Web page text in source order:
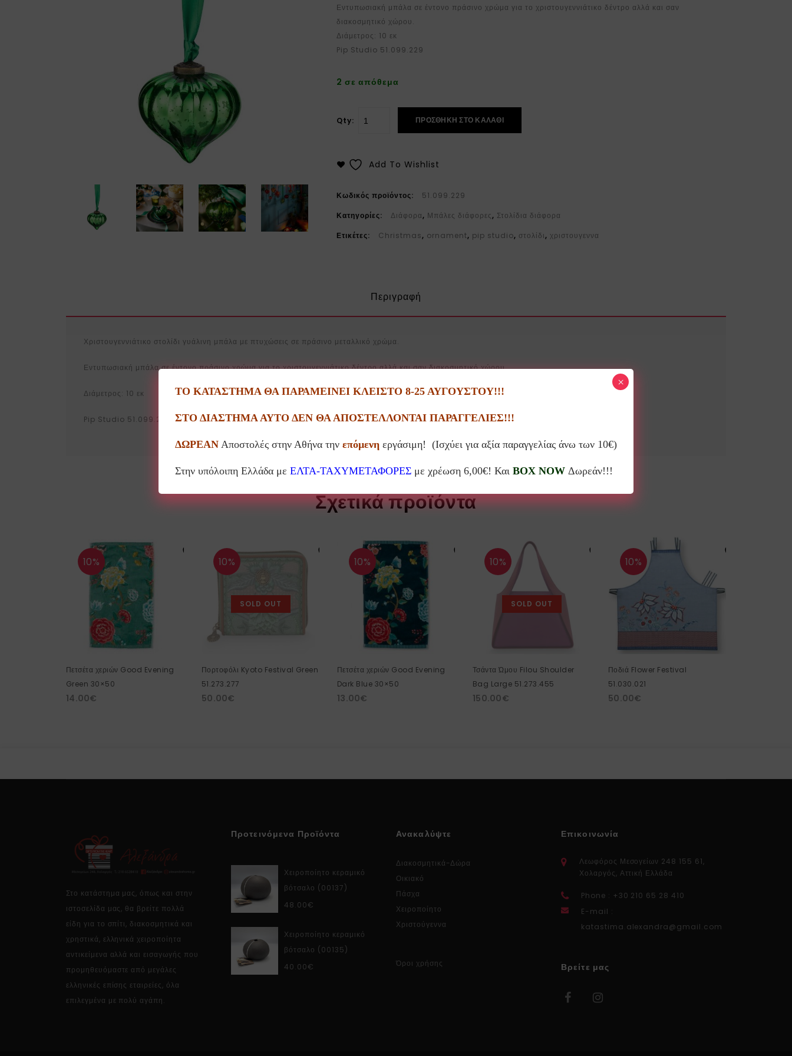
Εντυπωσιακή μπάλα σε έντονο πράσινο χρώμα για το χριστουγεννιάτικο δέντρο αλλά και σαν
διακοσμητικό χώρου.
Διάμετρος: 10 εκ
Pip Studio 51.099.229
2 σε απόθεμα
Qty: ΠΡΟΣΘΉΚΗ ΣΤΟ ΚΑΛΆΘΙ
Add To Wishlist
Κωδικός προϊόντος:
51.099.229
Κατηγορίες:
Διάφορα, Μπάλες διάφορες, Στολίδια διάφορα
Ετικέτες:
Christmas, ornament, pip studio, στολίδι, χριστουγεννα
Περιγραφή
Χριστουγεννιάτικο στολίδι γυάλινη μπάλα με πτυχώσεις σε πράσινο μεταλλικό χρώμα.
Εντυπωσιακή μπάλα σε έντονο πράσινο χρώμα για το χριστουγεννιάτικο δέντρο αλλά και σαν διακοσμητικό χώρου.
Διάμετρος: 10 εκ
Pip Studio 51.099.229
Σχετικά προϊόντα
10%
Πετσέτα χεριών Good Evening
Green 30×50
14.00€
10%
SOLD OUT
Πορτοφόλι Kyoto Festival Green
51.273.277
50.00€
10%
Πετσέτα χεριών Good Evening
Dark Blue 30×50
13.00€
10%
SOLD OUT
Τσάντα Ώμου Filou Shoulder
Bag Large 51.273.455
150.00€
10%
Ποδιά Flower Festival
51.030.021
50.00€
Στο κατάστημα μας, όπως και στην
ιστοσελίδα μας, θα βρείτε πολλά
είδη για το σπίτι, διακοσμητικά και
χρηστικά, ελληνικά χειροποίητα
αντικείμενα αλλά και εισαγωγής που
προμηθευόμαστε από μεγάλες
ελληνικές επίσης εταιρείες, όλα
επιλεγμένα με πολύ αγάπη.
Προτεινόμενα Προϊόντα
Χειροποίητο κεραμικό
βότσαλο (00137)
48.00€
Χειροποίητο κεραμικό
βότσαλο (00135)
40.00€
Ανακαλύψτε
Διακοσμητικά-Δώρα
Οικιακό
Πάσχα
Χειροποίητο
Χριστούγεννα
Όροι χρήσης
Επικοινωνία
Λεωφόρος Μεσογείων 248 155 61,
Χολαργός, Αττική Ελλάδα
Phone : +30 210 65 28 410
E-mail :
katastima.alexandra@gmail.com
Βρείτε μας
ΤΟ ΚΑΤΑΣΤΗΜΑ ΘΑ ΠΑΡΑΜΕΙΝΕΙ ΚΛΕΙΣΤΟ 8-25 ΑΥΓΟΥΣΤΟΥ!!!
ΣΤΟ ΔΙΑΣΤΗΜΑ ΑΥΤΟ ΔΕΝ ΘΑ ΑΠΟΣΤΕΛΛΟΝΤΑΙ ΠΑΡΑΓΓΕΛΙΕΣ!!!
ΔΩΡΕΑΝΑποστολές στην Αθήνα την επόμενηεργάσιμη! (Ισχύει για αξία παραγγελίας άνω των 10€)
Στην υπόλοιπη Ελλάδα με ΕΛΤΑ-ΤΑΧΥΜΕΤΑΦΟΡΕΣμε χρέωση 6,00€! Και BOX NOWΔωρεάν!!!
×